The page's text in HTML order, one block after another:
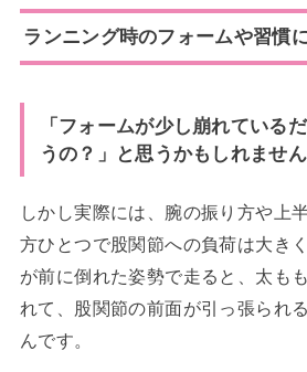
ランニング時のフォームや習慣
「フォームが少し崩れている
うの？」と思うかもしれません
しかし実際には、腕の振り方や上
方ひとつで股関節への負荷は大き
が前に倒れた姿勢で走ると、太も
れて、股関節の前面が引っ張られ
んです。